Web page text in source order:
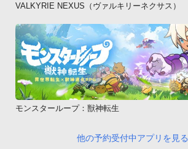
VALKYRIE NEXUS（ヴァルキリーネクサス）
モンスターループ：獣神転生
他の予約受付中アプリを見る